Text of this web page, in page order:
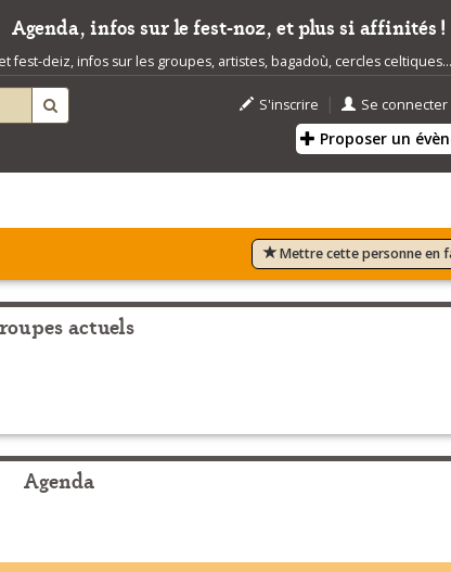
Agenda, infos sur le fest-noz, et plus si affinités !
fest-deiz, infos sur les groupes, artistes, bagadoù, cercles celtiques...
S'inscrire | Se connecter
Proposer un
Mettre cette personne en
actuels
Agenda